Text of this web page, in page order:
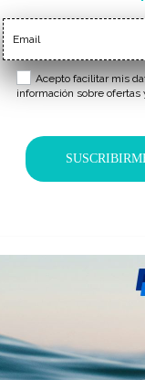
Acepto facilitar mis
información sobre ofertas